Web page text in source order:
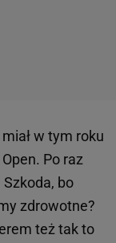
w tym roku
Po raz
bo
zdrowotne?
też tak to